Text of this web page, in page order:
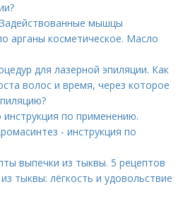
мышцы
арганы косметическое. Масло
для лазерной эпиляции. Как
волос и время, через которое
по применению.
- инструкция по
выпечки из тыквы. 5 рецептов
тыквы: лёгкость и удовольствие